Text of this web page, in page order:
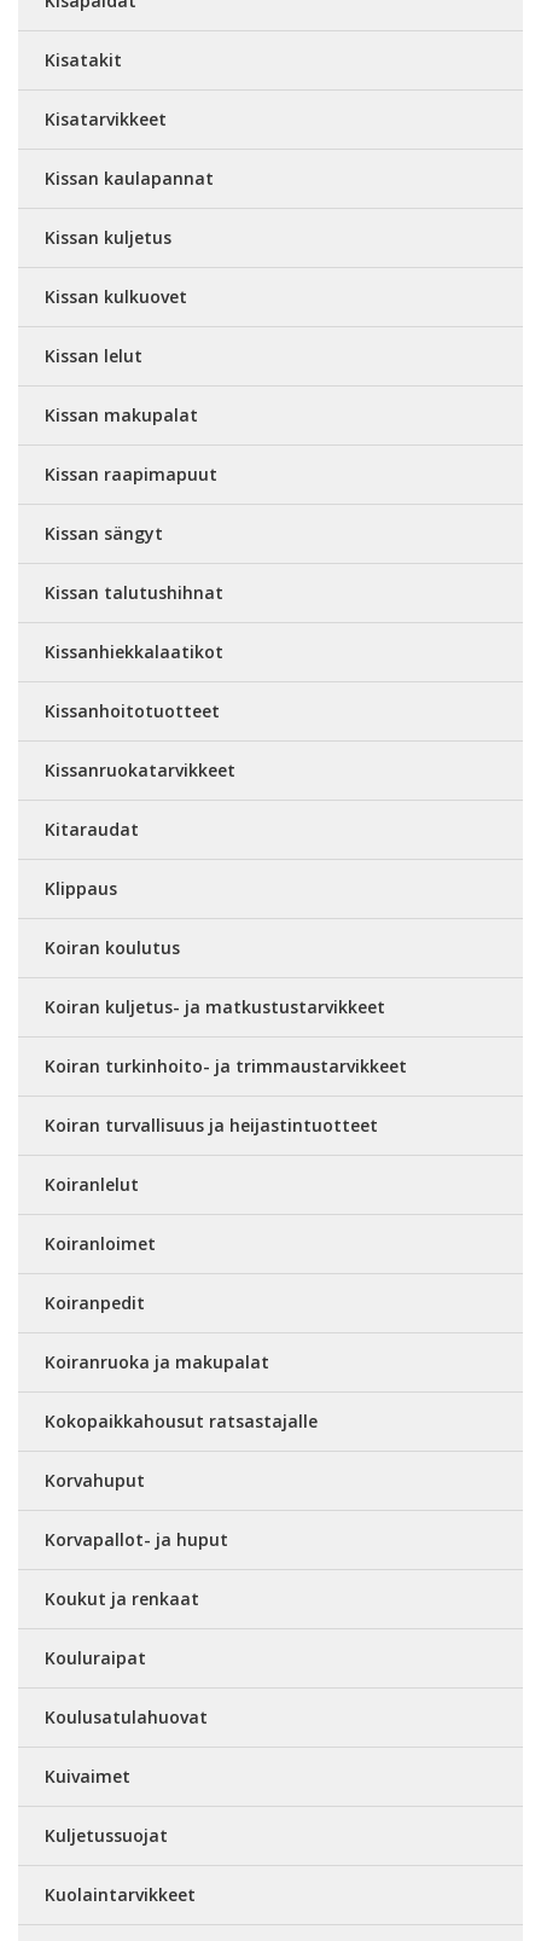
Kisatakit
Kisatarvikkeet
Kissan kaulapannat
Kissan kuljetus
Kissan kulkuovet
Kissan lelut
Kissan makupalat
Kissan raapimapuut
Kissan sängyt
Kissan talutushihnat
Kissanhiekkalaatikot
Kissanhoitotuotteet
Kissanruokatarvikkeet
Kitaraudat
Klippaus
Koiran koulutus
Koiran kuljetus- ja matkustustarvikkeet
Koiran turkinhoito- ja trimmaustarvikkeet
Koiran turvallisuus ja heijastintuotteet
Koiranlelut
Koiranloimet
Koiranpedit
Koiranruoka ja makupalat
Kokopaikkahousut ratsastajalle
Korvahuput
Korvapallot- ja huput
Koukut ja renkaat
Kouluraipat
Koulusatulahuovat
Kuivaimet
Kuljetussuojat
Kuolaintarvikkeet